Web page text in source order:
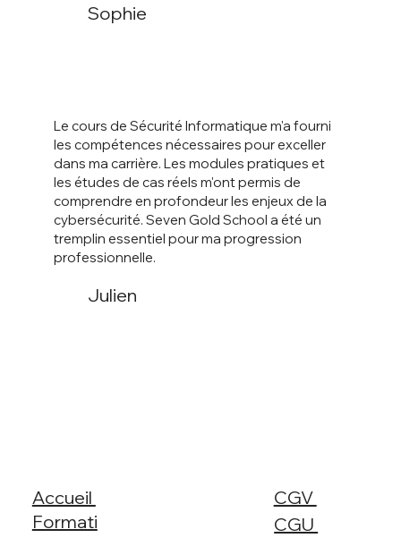
Sophie
Le cours de Sécurité Informatique m'a fourni
les compétences nécessaires pour exceller
dans ma carrière. Les modules pratiques et
les études de cas réels m'ont permis de
comprendre en profondeur les enjeux de la
cybersécurité. Seven Gold School a été un
tremplin essentiel pour ma progression
professionnelle.
Julien
Accueil
Formati
CGV
CGU